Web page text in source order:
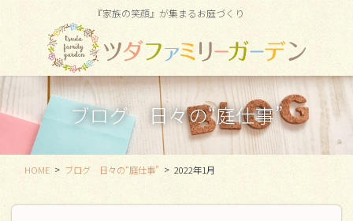
ツ
移
シ
ン
『家族の笑顔』が集まるお庭づくり
ブログ 日々の“庭仕事”
HOME ブログ 日々の“庭仕事” 2022年1月